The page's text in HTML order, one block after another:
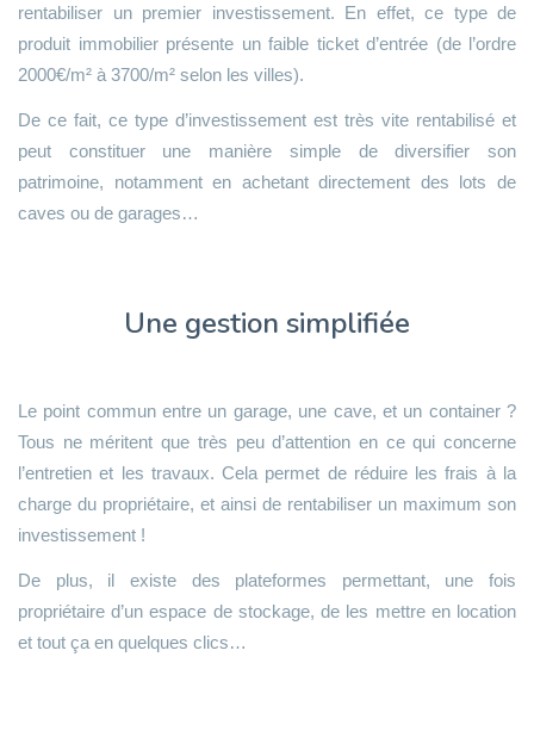
rentabiliser un premier investissement. En effet, ce type de
produit immobilier présente un faible ticket d’entrée (de l’ordre
2000€/m² à 3700/m² selon les villes).
De ce fait, ce type d’investissement est très vite rentabilisé et
peut constituer une manière simple de diversifier son
patrimoine, notamment en achetant directement des lots de
caves ou de garages…
Une gestion simplifiée
Le point commun entre un garage, une cave, et un container ?
Tous ne méritent que très peu d’attention en ce qui concerne
l’entretien et les travaux. Cela permet de réduire les frais à la
charge du propriétaire, et ainsi de rentabiliser un maximum son
investissement !
De plus, il existe des plateformes permettant, une fois
propriétaire d’un espace de stockage, de les mettre en location
et tout ça en quelques clics…